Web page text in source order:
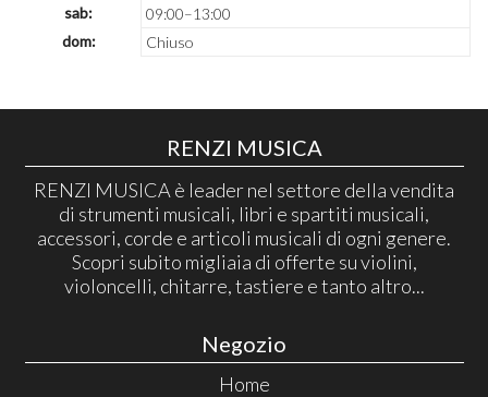
sab:
09:00–13:00
dom:
Chiuso
RENZI MUSICA
RENZI MUSICA è leader nel settore della vendita
di strumenti musicali, libri e spartiti musicali,
accessori, corde e articoli musicali di ogni genere.
Scopri subito migliaia di offerte su violini,
violoncelli, chitarre, tastiere e tanto altro...
Negozio
Home